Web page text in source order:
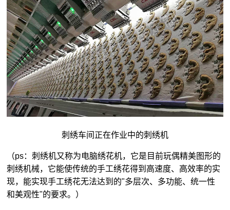
刺绣车间正在作业中的刺绣机
（ps：刺绣机又称为电脑绣花机，它是目前玩偶精美图形的
刺绣机械，它能使传统的手工绣花得到高速度、高效率的实
现，能实现手工绣花无法达到的"多层次、多功能、统一性
和美观性"的要求。）